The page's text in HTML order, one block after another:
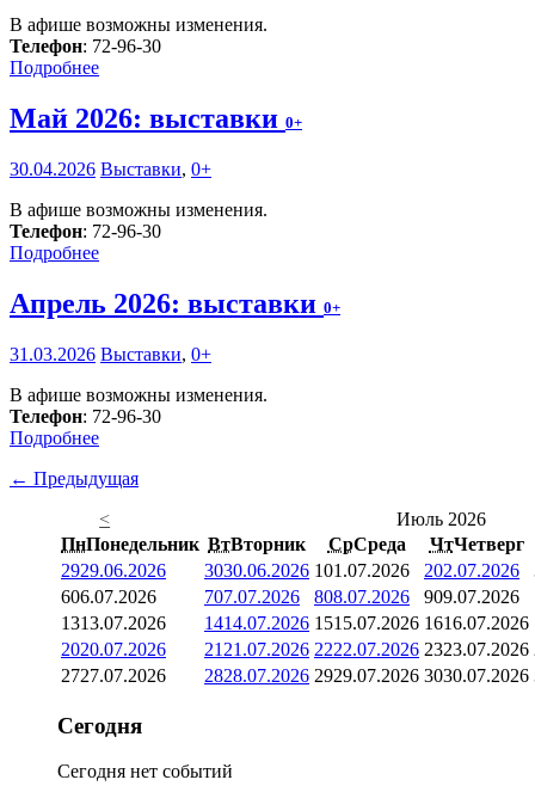
В афише возможны изменения.
Телефон: 72-96-30
Подробнее
Май 2026: выставки 0+
30.04.2026 Выставки, 0+
В афише возможны изменения.
Телефон: 72-96-30
Подробнее
Апрель 2026: выставки 0+
31.03.2026 Выставки, 0+
В афише возможны изменения.
Телефон: 72-96-30
Подробнее
← Предыдущая
<
Июль 2026
ПнПонедельник ВтВторник СрСреда ЧтЧетверг
2929.06.2026 3030.06.2026 101.07.2026 202.07.2026
606.07.2026 707.07.2026 808.07.2026 909.07.2026
1313.07.2026 1414.07.2026 1515.07.2026 1616.07.2026
2020.07.2026 21 21.07.2026 2222.07.2026 2323.07.2026
2727.07.2026 2828.07.2026 2929.07.2026 3030.07.2026
Сегодня
Сегодня нет событий